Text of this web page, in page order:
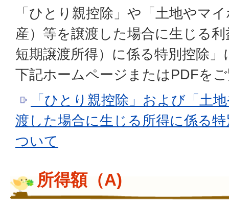
「ひとり親控除」や「土地やマ
産）等を譲渡した場合に生じる
短期譲渡所得）に係る特別控除
下記ホームページまたはPDFを
「ひとり親控除」および「土
渡した場合に生じる所得に係る
ついて
所得額（A)